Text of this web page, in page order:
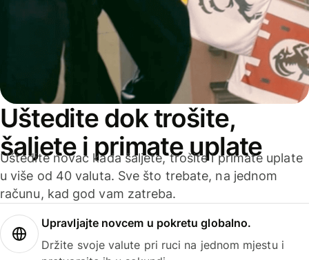
Uštedite dok trošite,
šaljete i primate uplate
Uštedite novac kada šaljete, trošite i primate uplate
u više od 40 valuta. Sve što trebate, na jednom
računu, kad god vam zatreba.
Upravljajte novcem u pokretu globalno.
Držite svoje valute pri ruci na jednom mjestu i